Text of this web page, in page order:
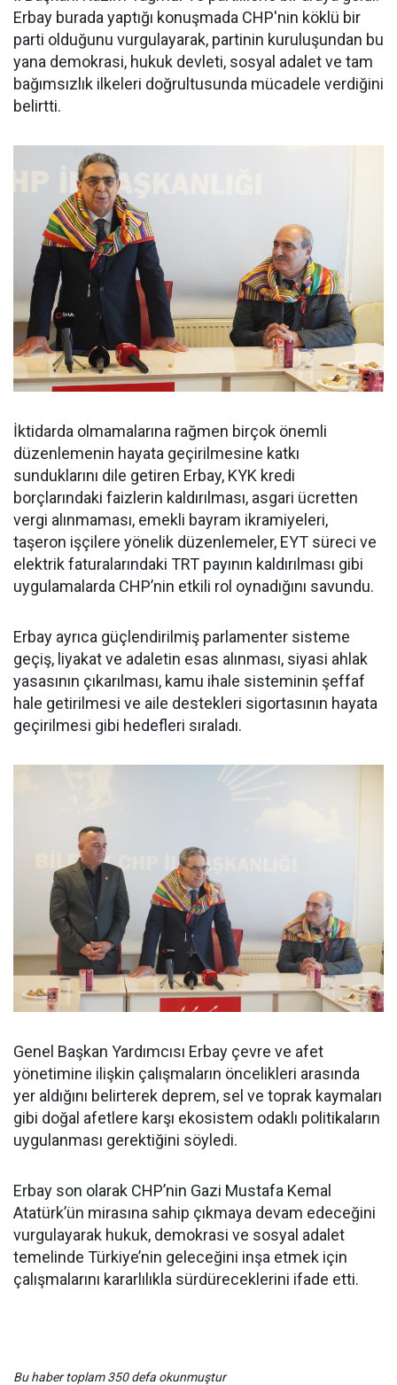
Erbay burada yaptığı konuşmada CHP'nin köklü bir
parti olduğunu vurgulayarak, partinin kuruluşundan bu
yana demokrasi, hukuk devleti, sosyal adalet ve tam
bağımsızlık ilkeleri doğrultusunda mücadele verdiğini
belirtti.
İktidarda olmamalarına rağmen birçok önemli
düzenlemenin hayata geçirilmesine katkı
sunduklarını dile getiren Erbay, KYK kredi
borçlarındaki faizlerin kaldırılması, asgari ücretten
vergi alınmaması, emekli bayram ikramiyeleri,
taşeron işçilere yönelik düzenlemeler, EYT süreci ve
elektrik faturalarındaki TRT payının kaldırılması gibi
uygulamalarda CHP’nin etkili rol oynadığını savundu.
Erbay ayrıca güçlendirilmiş parlamenter sisteme
geçiş, liyakat ve adaletin esas alınması, siyasi ahlak
yasasının çıkarılması, kamu ihale sisteminin şeffaf
hale getirilmesi ve aile destekleri sigortasının hayata
geçirilmesi gibi hedefleri sıraladı.
Genel Başkan Yardımcısı Erbay çevre ve afet
yönetimine ilişkin çalışmaların öncelikleri arasında
yer aldığını belirterek deprem, sel ve toprak kaymaları
gibi doğal afetlere karşı ekosistem odaklı politikaların
uygulanması gerektiğini söyledi.
Erbay son olarak CHP’nin Gazi Mustafa Kemal
Atatürk’ün mirasına sahip çıkmaya devam edeceğini
vurgulayarak hukuk, demokrasi ve sosyal adalet
temelinde Türkiye’nin geleceğini inşa etmek için
çalışmalarını kararlılıkla sürdüreceklerini ifade etti.
Bu haber toplam 350 defa okunmuştur